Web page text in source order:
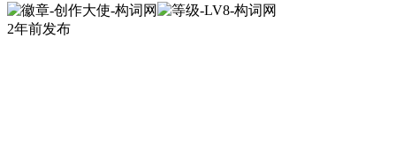
2年前发布